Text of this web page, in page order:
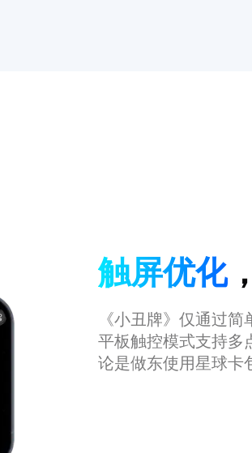
触屏优化
《小丑牌》仅通过
平板触控模式支持多
论是做东使用星球卡